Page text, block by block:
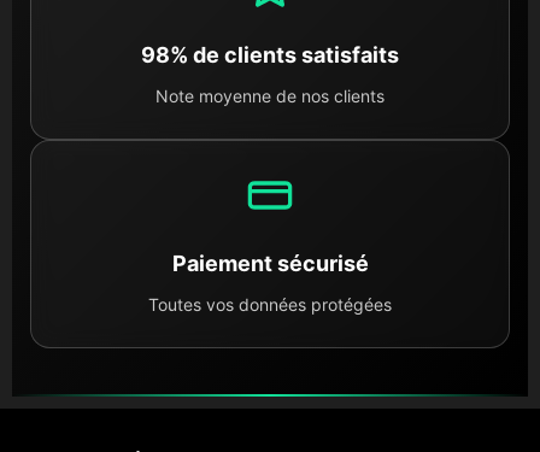
98% de clients satisfaits
Note moyenne de nos clients
Paiement sécurisé
Toutes vos données protégées